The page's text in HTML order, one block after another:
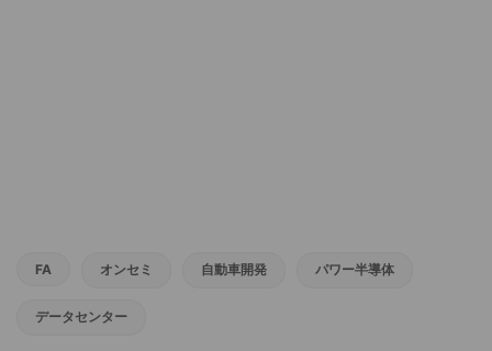
FA オンセミ 自動車開発 パワー半導体
データセンター